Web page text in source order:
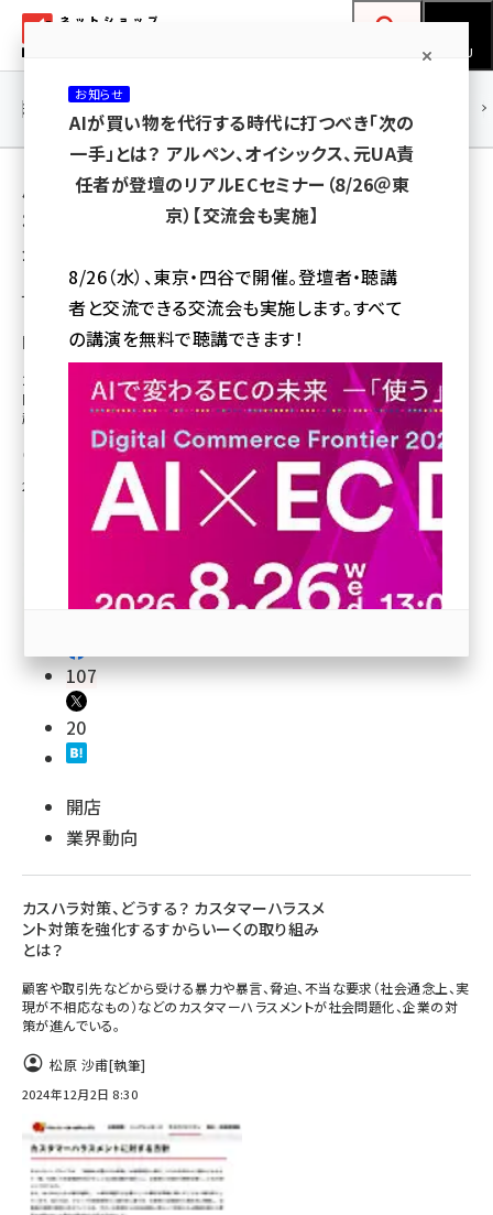
ン
ネットショップ担当者フォーラム
MENU
yahoo (1906)
楽天 (1874)
アスクル (1122)
base (1081)
ビィ・フォアード (776)
revico (744)
連載・特集 |
用語「すかいらーくホールディングス」 が使わ
れている記事の一覧
全 3 記事中 1 ～ 3 を表示中
すかいらーくがネット通販に参入。年内に楽天
とAmazonに出店、自社ECサイトは2021年に
開設
2020年10～11月に「楽天市場」「Amazon.co.jp」に出店。2021年2月以
降、自社ECサイトを開設。withコロナ時代への対応として、従来事業の枠を
超えて新たな販売チャネルの拡大に取り組む必要があると判断した
2020年8月17日 10:00
107
20
開店
業界動向
カスハラ対策、どうする？ カスタマーハラスメ
ント対策を強化するすからいーくの取り組み
とは？
顧客や取引先などから受ける暴力や暴言、脅迫、不当な要求（社会通念上、実
現が不相応なもの）などのカスタマーハラスメントが社会問題化、企業の対
策が進んでいる。
松原 沙甫[執筆]
2024年12月2日 8:30
お知らせ
AIが買い物を代行する時代に打つべき「次の
一手」とは？ アルペン、オイシックス、元UA責
任者が登壇のリアルECセミナー（8/26＠東
京）【交流会も実施】
8/26（水）、東京・四谷で開催。登壇者・聴講
者と交流できる交流会も実施します。すべて
の講演を無料で聴講できます！
参加登録はこちら↑